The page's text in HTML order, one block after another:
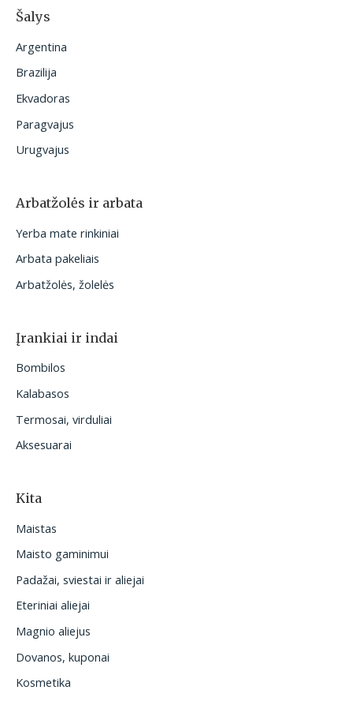
Šalys
Argentina
Brazilija
Ekvadoras
Paragvajus
Urugvajus
Arbatžolės ir arbata
Yerba mate rinkiniai
Arbata pakeliais
Arbatžolės, žolelės
Įrankiai ir indai
Bombilos
Kalabasos
Termosai, virduliai
Aksesuarai
Kita
Maistas
Maisto gaminimui
Padažai, sviestai ir aliejai
Eteriniai aliejai
Magnio aliejus
Dovanos, kuponai
Kosmetika